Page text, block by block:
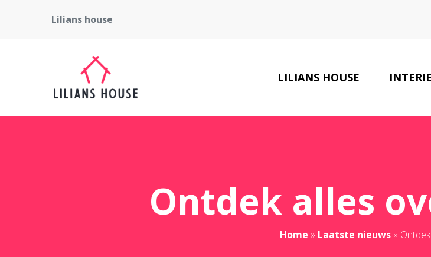
Lilians house
LILIANS HOUSE
Ontdek alles
Home » Laatste nieuws»